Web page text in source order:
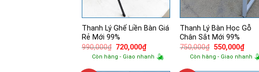
Thanh Lý Ghế Liền Bàn Giá
Rẻ Mới 99%
990,000₫ Giá
gốc
là:
720,000₫Giá
hiện
tại
Còn hàng - Giao nhanh
Thanh Lý Bàn Học Gỗ
Chân Sắt Mới 99%
750,000₫ Giá
gốc
là:
550,000₫Giá
hiện
tại
Còn hàng - Giao nhanh